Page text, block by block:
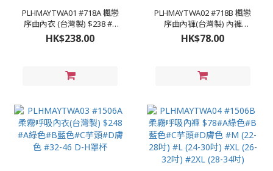
PLHMAYTWA01 #718A 楓戀
序曲內衣 (台灣製) $238 #A
楓葉紅色 #B粉色 #
32C~42C，32D~42D，
HK$238.00
PLHMAYTWA02 #718B 楓戀
序曲內褲(台灣製) 內褲
$78#A楓葉紅色 #B粉色
#M(22-28吋) #L (24-30吋)
HK$78.00